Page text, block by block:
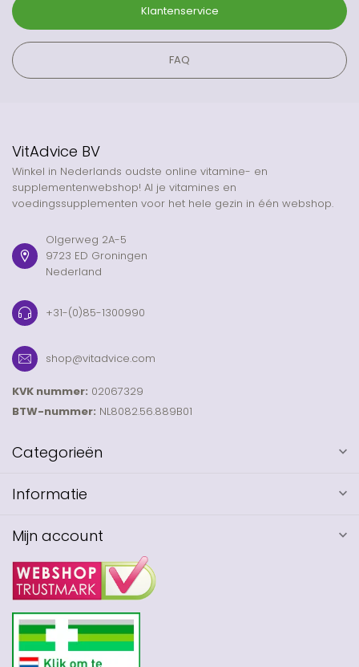
Klantenservice
FAQ
VitAdvice BV
Winkel in Nederlands oudste online vitamine- en
supplementenwebshop! Al je vitamines en
voedingssupplementen voor het hele gezin in één webshop.
Olgerweg 2A-5
9723 ED Groningen
Nederland
+31-(0)85-1300990
shop@vitadvice.com
KVK nummer: 02067329
BTW-nummer: NL8082.56.889B01
Categorieën
Informatie
Mijn account